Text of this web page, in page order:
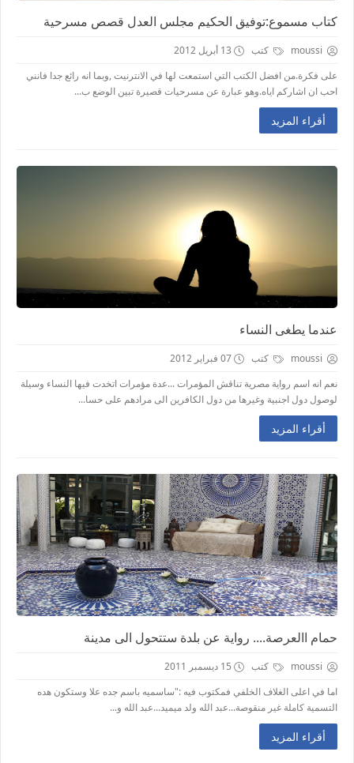
كتاب مسموع:توفيق الحكيم مجلس العدل قصص مسرحية
moussi كتب
13 أبريل 2012
على فكرة.من افضل الكتب التي استمعت لها في الانترنيت ,وبما انه رائع جدا فانني
احب ان اشاركم اياه.وهو عبارة عن مسرحيات قصيرة تبين الوضع ب...
أقراء المزيد
عندما يطغى النساء
moussi كتب
07 فبراير 2012
نعم انه اسم رواية مصرية تناقش المؤمرات ...عدة مؤمرات اتخدت فيها النساء وسيلة
لوصول دول اجنبية وغيرها من دول الكافرين الى مرادهم على حسا...
أقراء المزيد
حمام االعرصة.... رواية عن بلدة ستتحول الى مدينة
moussi كتب
15 ديسمبر 2011
اما في اعلى الغلاف الخلفي فمكتوب فيه :"ساسميه باسم جده علا وستكون هده
التسمية كاملة غير منقوصة...عبد الله ولد ميميد...عبد الله و...
أقراء المزيد